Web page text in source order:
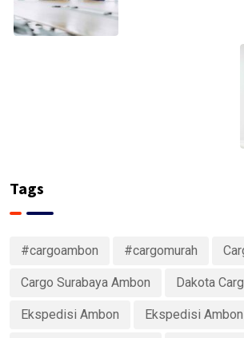
Tags
#cargoambon #cargomurah
Cargo Surabaya Ambon Dakota
Ekspedisi Ambon Ekspedisi